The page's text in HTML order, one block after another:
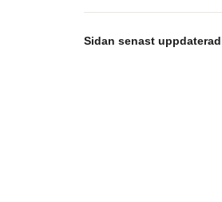
Sidan senast